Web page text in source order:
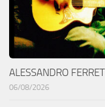
ALESSANDRO
06/08/2026